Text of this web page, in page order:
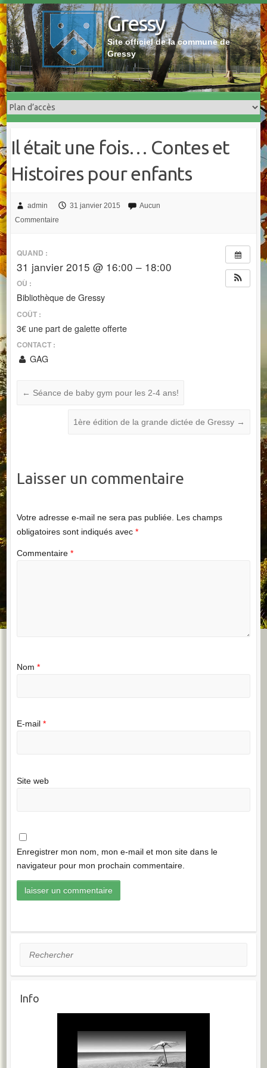
Skip
to
content
Gressy
Site officiel de la commune de
Gressy
Il était une fois… Contes et
Histoires pour enfants
admin 31 janvier 2015
Aucun
Commentaire
QUAND :
31 janvier 2015 @ 16:00 – 18:00
OÙ :
Bibliothèque de Gressy
COÛT :
3€ une part de galette offerte
CONTACT :
GAG
← Séance de baby gym pour les 2-4 ans!
1ère édition de la grande dictée de Gressy →
Laisser un commentaire
Votre adresse e-mail ne sera pas publiée. Les champs
obligatoires sont indiqués avec *
Commentaire *
Nom *
E-mail *
Site web
Enregistrer mon nom, mon e-mail et mon site dans le
navigateur pour mon prochain commentaire.
Rechercher
Info